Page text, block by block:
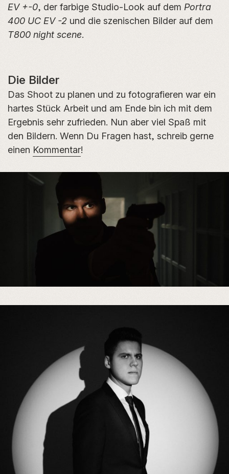
EV +-0, der farbige Studio-Look auf dem Portra
400 UC EV -2 und die szenischen Bilder auf dem
T800 night scene.
Die Bilder
Das Shoot zu planen und zu fotografieren war ein
hartes Stück Arbeit und am Ende bin ich mit dem
Ergebnis sehr zufrieden. Nun aber viel Spaß mit
den Bildern. Wenn Du Fragen hast, schreib gerne
einen Kommentar!